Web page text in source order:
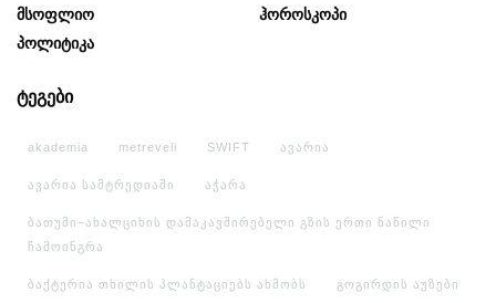
Მსოფლიო
Პოლიტიკა
Ჰოროსკოპი
ტეგები
akademia metreveli SWIFT ავარია
ავარია სამტრედიაში აჭარა
ბათუმი–ახალციხის დამაკავშირებელი გზის ერთი ნაწილი
ჩამოინგრა
ბაქტერია თხილის პლანტაციებს ახმობს გოგირდის აუზები